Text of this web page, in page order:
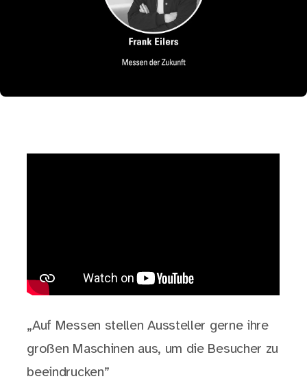
„Auf Messen stellen Aussteller gerne ihre
großen Maschinen aus, um die Besucher zu
beeindrucken”